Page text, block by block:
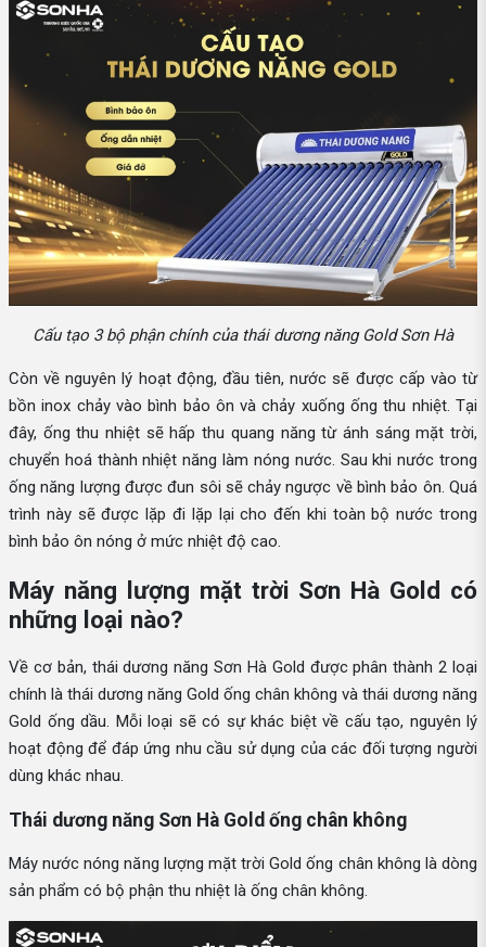
Cấu tạo 3 bộ phận chính của thái dương năng Gold Sơn Hà
Còn về nguyên lý hoạt động, đầu tiên, nước sẽ được cấp vào từ
bồn inox chảy vào bình bảo ôn và chảy xuống ống thu nhiệt. Tại
đây, ống thu nhiệt sẽ hấp thu quang năng từ ánh sáng mặt trời,
chuyển hoá thành nhiệt năng làm nóng nước. Sau khi nước trong
ống năng lượng được đun sôi sẽ chảy ngược về bình bảo ôn. Quá
trình này sẽ được lặp đi lặp lại cho đến khi toàn bộ nước trong
bình bảo ôn nóng ở mức nhiệt độ cao.
Máy năng lượng mặt trời Sơn Hà Gold có
những loại nào?
Về cơ bản, thái dương năng Sơn Hà Gold được phân thành 2 loại
chính là thái dương năng Gold ống chân không và thái dương năng
Gold ống dầu. Mỗi loại sẽ có sự khác biệt về cấu tạo, nguyên lý
hoạt động để đáp ứng nhu cầu sử dụng của các đối tượng người
dùng khác nhau.
Thái dương năng Sơn Hà Gold ống chân không
Máy nước nóng năng lượng mặt trời Gold ống chân không là dòng
sản phẩm có bộ phận thu nhiệt là ống chân không.